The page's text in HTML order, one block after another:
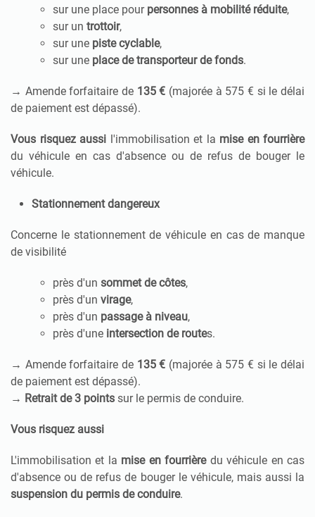
sur une place pour personnes à mobilité réduite,
sur un trottoir,
sur une piste cyclable,
sur une place de transporteur de fonds.
→ Amende forfaitaire de 135 € (majorée à 575 € si le délai
de paiement est dépassé).
Vous risquez aussi l'immobilisation et la mise en fourrière
du véhicule en cas d'absence ou de refus de bouger le
véhicule.
Stationnement dangereux
Concerne le stationnement de véhicule en cas de manque
de visibilité
près d'un sommet de côtes,
près d'un virage,
près d'un passage à niveau,
près d'une intersection de routes.
→ Amende forfaitaire de 135 € (majorée à 575 € si le délai
de paiement est dépassé).
→ Retrait de 3 points sur le permis de conduire.
Vous risquez aussi
L'immobilisation et la mise en fourrièredu véhicule en cas
d'absence ou de refus de bouger le véhicule, mais aussi la
suspension du permis de conduire.